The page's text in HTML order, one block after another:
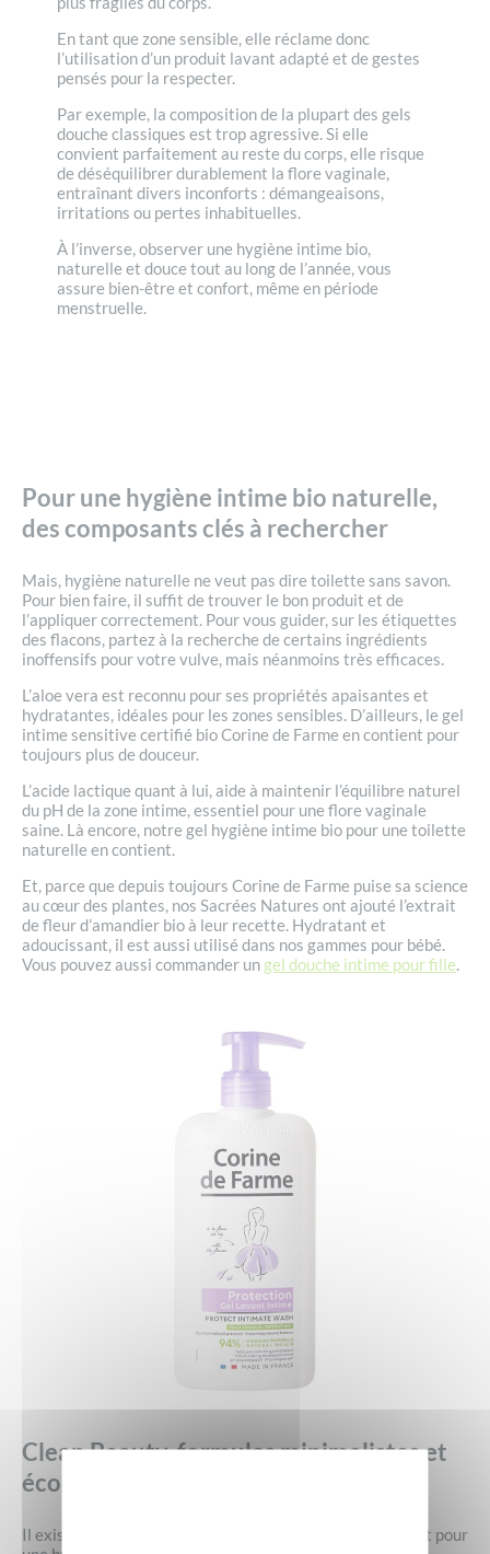
En tant que zone sensible, elle réclame donc
l’utilisation d’un produit lavant adapté et de gestes
pensés pour la respecter.
Par exemple, la composition de la plupart des gels
douche classiques est trop agressive. Si elle
convient parfaitement au reste du corps, elle risque
de déséquilibrer durablement la flore vaginale,
entraînant divers inconforts : démangeaisons,
irritations ou pertes inhabituelles.
À l’inverse, observer une hygiène intime bio,
naturelle et douce tout au long de l’année, vous
assure bien-être et confort, même en période
menstruelle.
Pour une hygiène intime bio naturelle,
des composants clés à rechercher
Mais, hygiène naturelle ne veut pas dire toilette sans savon.
Pour bien faire, il suffit de trouver le bon produit et de
l’appliquer correctement. Pour vous guider, sur les étiquettes
des flacons, partez à la recherche de certains ingrédients
inoffensifs pour votre vulve, mais néanmoins très efficaces.
L’aloe vera est reconnu pour ses propriétés apaisantes et
hydratantes, idéales pour les zones sensibles. D’ailleurs, le gel
intime sensitive certifié bio Corine de Farme en contient pour
toujours plus de douceur.
L’acide lactique quant à lui, aide à maintenir l’équilibre naturel
du pH de la zone intime, essentiel pour une flore vaginale
saine. Là encore, notre gel hygiène intime bio pour une toilette
naturelle en contient.
Et, parce que depuis toujours Corine de Farme puise sa science
au cœur des plantes, nos Sacrées Natures ont ajouté l’extrait
de fleur d’amandier bio à leur recette. Hydratant et
adoucissant, il est aussi utilisé dans nos gammes pour bébé.
Vous pouvez aussi commander un gel douche intime pour fille.
Clean Beauty, formules minimalistes et
écoconception des emballages
Il existe aussi des ingrédients à éviter systématiquement pour